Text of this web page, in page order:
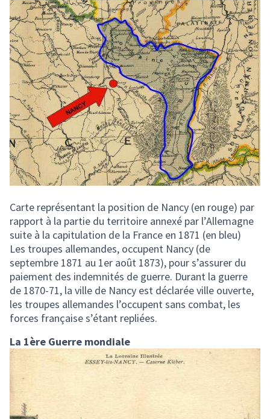
Carte représentant la position de Nancy (en rouge) par
rapport à la partie du territoire annexé par l’Allemagne
suite à la capitulation de la France en 1871 (en bleu)
Les troupes allemandes, occupent Nancy (de
septembre 1871 au 1er août 1873), pour s’assurer du
paiement des indemnités de guerre. Durant la guerre
de 1870-71, la ville de Nancy est déclarée ville ouverte,
les troupes allemandes l’occupent sans combat, les
forces française s’étant repliées.
La 1ère Guerre mondiale